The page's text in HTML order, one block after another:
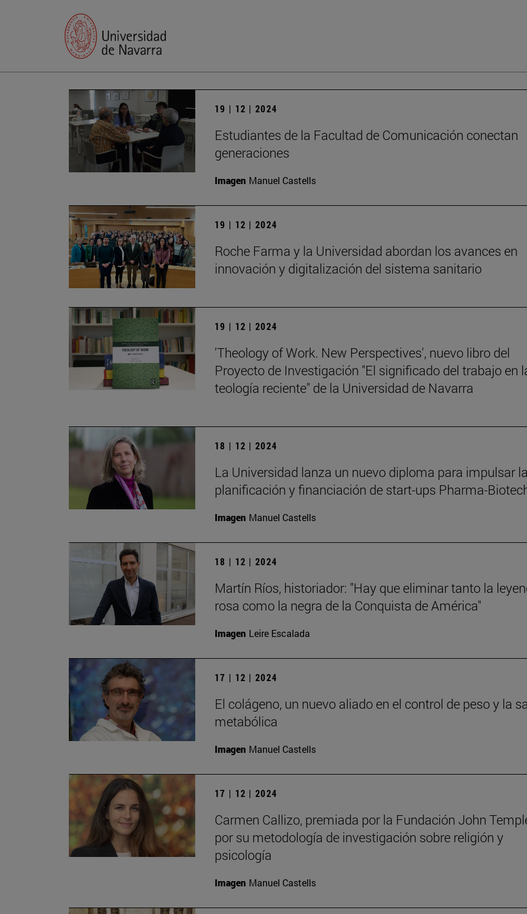
19 | 12 | 2024
Estudiantes de la Facultad de Comunicación conectan
generaciones
Imagen Manuel Castells
19 | 12 | 2024
Roche Farma y la Universidad abordan los avances en
innovación y digitalización del sistema sanitario
19 | 12 | 2024
'Theology of Work. New Perspectives', nuevo libro del
Proyecto de Investigación "El significado del trabajo en
teología reciente" de la Universidad de Navarra
18 | 12 | 2024
La Universidad lanza un nuevo diploma para impulsar la
planificación y financiación de start-ups Pharma-
Imagen Manuel Castells
18 | 12 | 2024
Martín Ríos, historiador: "Hay que eliminar tanto la
rosa como la negra de la Conquista de América"
Imagen Leire Escalada
17 | 12 | 2024
El colágeno, un nuevo aliado en el control de peso y la
metabólica
Imagen Manuel Castells
17 | 12 | 2024
Carmen Callizo, premiada por la Fundación John
por su metodología de investigación sobre religión y
psicología
Imagen Manuel Castells